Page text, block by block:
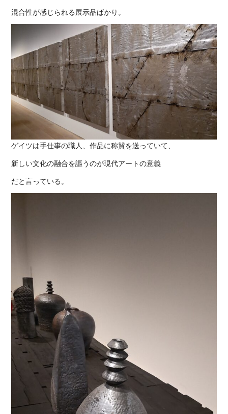
混合性が感じられる展示品ばかり。
ゲイツは手仕事の職人、作品に称賛を送っていて、
新しい文化の融合を謳うのが現代アートの意義
だと言っている。